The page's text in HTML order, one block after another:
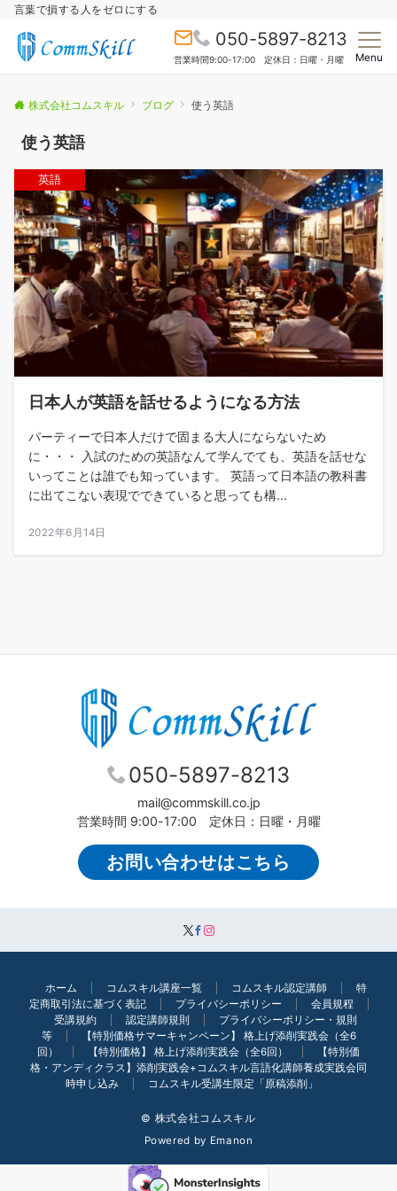
言葉で損する人をゼロにする
050-5897-8213
営業時間9:00-17:00 定休日：日曜・月曜 Menu
株式会社コムスキル ブログ 使う英語
使う英語
英語
日本人が英語を話せるようになる方法
パーティーで日本人だけで固まる大人にならないため
に・・・ 入試のための英語なんて学んでても、英語を話せな
いってことは誰でも知っています。 英語って日本語の教科書
に出てこない表現でできていると思っても構...
2022年6月14日
050-5897-8213
mail@commskill.co.jp
営業時間 9:00-17:00 定休日：日曜・月曜
お問い合わせはこちら
ホーム コムスキル講座一覧 コムスキル認定講師
特
定商取引法に基づく表記
プライバシーポリシー
会員規程
受講規約
認定講師規則
プライバシーポリシー・規則
等
【特別価格サマーキャンペーン】 格上げ添削実践会（全6
回）
【特別価格】 格上げ添削実践会（全6回）
【特別価
格・アンディクラス】添削実践会+コムスキル言語化講師養成実践会同
時申し込み
コムスキル受講生限定「原稿添削」
© 株式会社コムスキル
Powered by Emanon